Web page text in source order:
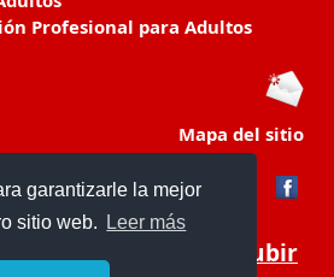
garantizarle la mejor
sitio web.
Leer más
Profesional para Adultos
Mapa del sitio
Subir